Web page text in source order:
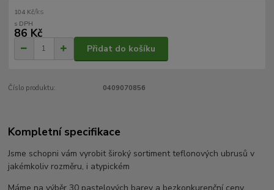
104 Kč/ks
86 Kč
Přidat do košíku
Číslo produktu: 0409070856
Kompletní specifikace
Jsme schopni vám vyrobit široký sortiment teflonových ubrusů v
jakémkoliv rozměru, i atypickém